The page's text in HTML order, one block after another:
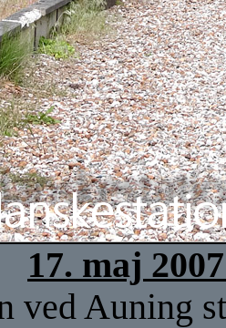
17. maj
ved Auning